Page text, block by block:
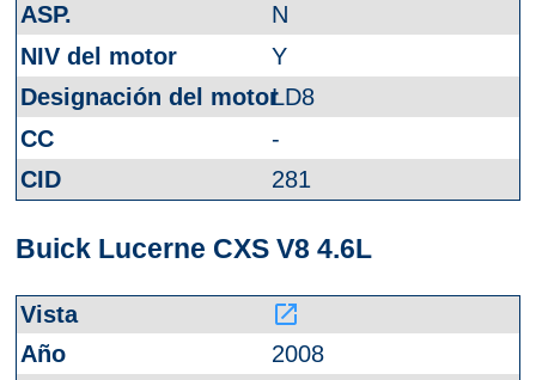
N
Y
LD8
-
281
Buick Lucerne CXS V8 4.6L
launch
2008